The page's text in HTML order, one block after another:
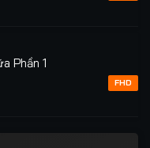
Phần 1
FHD